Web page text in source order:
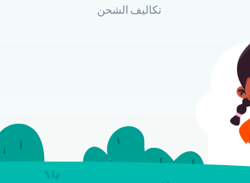
تكاليف الشحن